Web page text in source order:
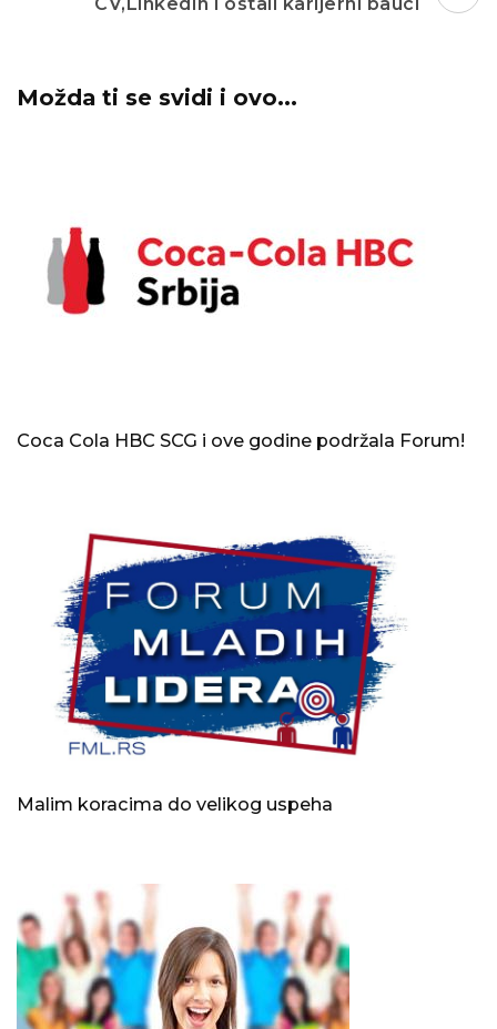
CV,LinkedIn i ostali karijerni bauci
Možda ti se svidi i ovo...
Coca Cola HBC SCG i ove godine podržala Forum!
Malim koracima do velikog uspeha